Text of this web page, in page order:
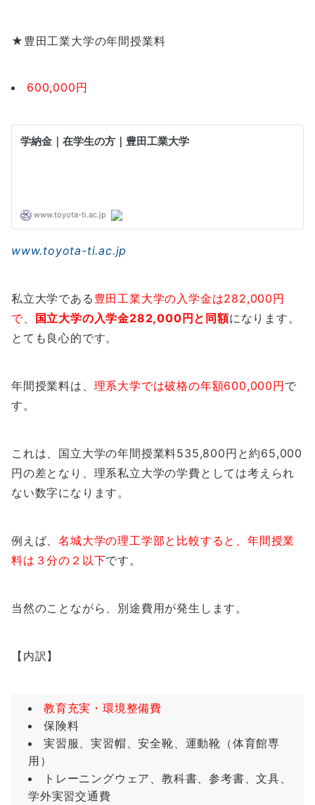
★豊田工業大学の年間授業料
600,000円
www.toyota-ti.ac.jp
私立大学である 豊田工業大学の入学金は282,000円
で、 国立大学の入学金282,000円と同額になります。
とても良心的です。
年間授業料は、 理系大学では破格の年額600,000円で
す。
これは、国立大学の年間授業料535,800円と約65,000
円の差となり、理系私立大学の学費としては考えられ
ない数字になります。
例えば、名城大学の理工学部と比較すると、年間授業
料は３分の２以下です。
当然のことながら、別途費用が発生します。
【内訳】
教育充実・環境整備費
保険料
実習服、実習帽、安全靴、運動靴（体育館専
用）
トレーニングウェア、教科書、参考書、文具、
学外実習交通費